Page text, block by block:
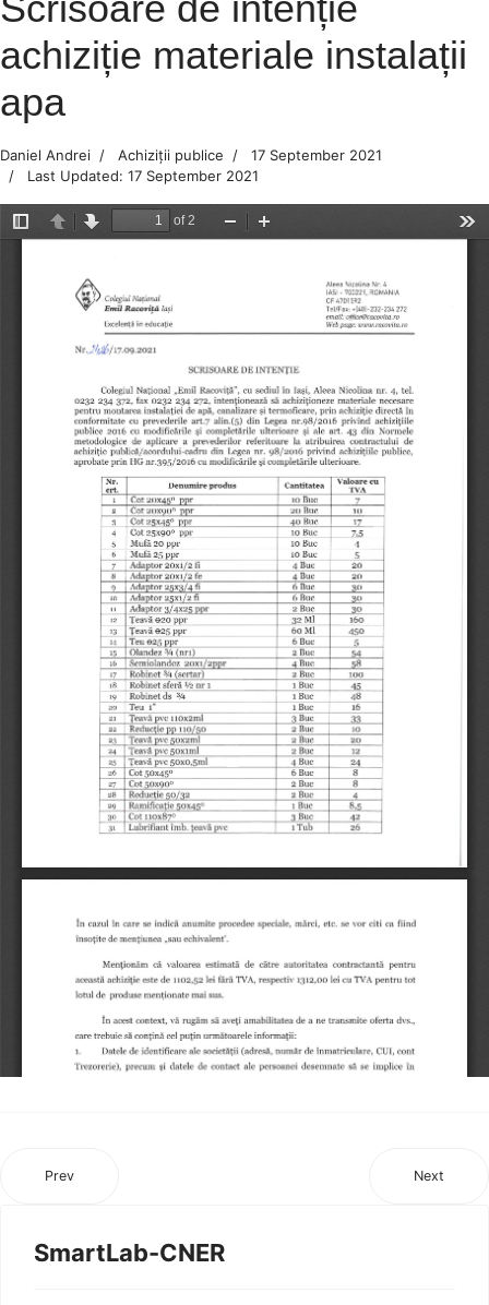
achiziție materiale instalații
apa
Daniel Andrei Achiziții publice
17 September 2021
Last Updated: 17 September 2021
Prev Next
SmartLab-CNER